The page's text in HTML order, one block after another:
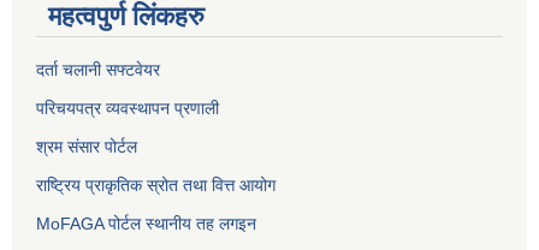
महत्वपुर्ण लिंकहरु
दर्ता चलानी सफ्टवेयर
परिचयपत्र व्यवस्थापन प्रणाली
श्रम संसार पोर्टल
राष्ट्रिय प्राकृतिक स्रोत तथा वित्त आयोग
MoFAGA पोर्टल स्थानीय तह लगइन